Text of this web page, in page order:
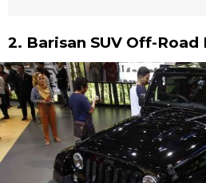
2. Barisan SUV Off-